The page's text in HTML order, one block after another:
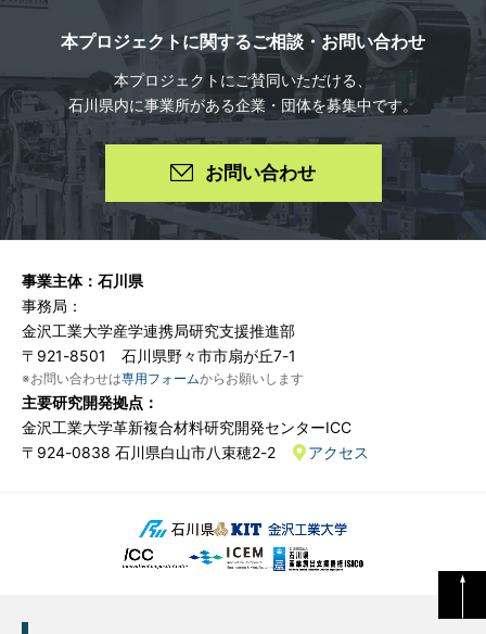
本プロジェクトに関するご相談・お問い合わせ
本プロジェクトにご賛同いただける、
石川県内に事業所がある企業・団体を募集中です。
お問い合わせ
事業主体： 石川県
事務局：
金沢工業大学産学連携局研究支援推進部
〒921-8501 石川県野々市市扇が丘7-1
※お問い合わせは専用フォームからお願いします
主要研究開発拠点：
金沢工業大学革新複合材料研究開発センターICC
〒924-0838 石川県白山市八束穂2-2
アクセス